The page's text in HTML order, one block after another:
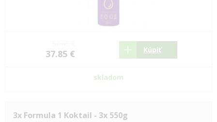
37.85 € Kúpiť
skladom
3x Formula 1 Koktail - 3x 550g